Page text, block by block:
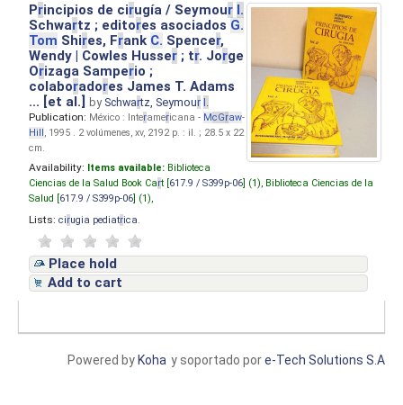
Principios de cirugía / Seymour I.
Schwartz ; editores asociados G.
Tom Shires, Frank C. Spencer,
Wendy | Cowles Husser ; tr. Jorge
Orizaga Samperio ;
colaboradores James T. Adams
... [et al.]by Schwartz, Seymour I.
Publication: México : Interamericana - McGraw-
Hill, 1995 . 2 volúmenes, xv, 2192 p. : il. ; 28.5 x 22
cm.
Availability: Items available: Biblioteca
Ciencias de la Salud Book Cart [ 617.9 / S399p-06 ] (1), Biblioteca Ciencias de la
Salud [ 617.9 / S399p-06 ] (1),
Lists: cirugia pediatrica
Place hold
Add to cart
y soportado pore-Tech Solutions S.A
Powered by Koha